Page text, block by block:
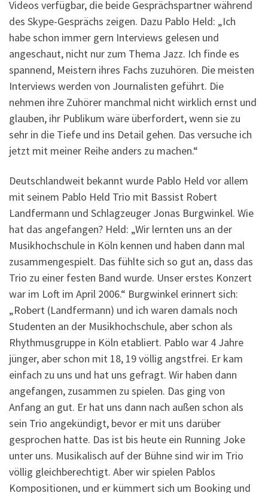
Videos verfügbar, die beide Gesprächspartner während
des Skype-Gesprächs zeigen. Dazu Pablo Held: „Ich
habe schon immer gern Interviews gelesen und
angeschaut, nicht nur zum Thema Jazz. Ich finde es
spannend, Meistern ihres Fachs zuzuhören. Die meisten
Interviews werden von Journalisten geführt. Die
nehmen ihre Zuhörer manchmal nicht wirklich ernst und
glauben, ihr Publikum wäre überfordert, wenn sie zu
sehr in die Tiefe und ins Detail gehen. Das versuche ich
jetzt mit meiner Reihe anders zu machen.“
Deutschlandweit bekannt wurde Pablo Held vor allem
mit seinem Pablo Held Trio mit Bassist Robert
Landfermann und Schlagzeuger Jonas Burgwinkel. Wie
hat das angefangen? Held: „Wir lernten uns an der
Musikhochschule in Köln kennen und haben dann mal
zusammengespielt. Das fühlte sich so gut an, dass das
Trio zu einer festen Band wurde. Unser erstes Konzert
war im Loft im April 2006.“ Burgwinkel erinnert sich:
„Robert (Landfermann) und ich waren damals noch
Studenten an der Musikhochschule, aber schon als
Rhythmusgruppe in Köln etabliert. Pablo war 4 Jahre
jünger, aber schon mit 18, 19 völlig angstfrei. Er kam
einfach zu uns und hat uns gefragt. Wir haben dann
angefangen, zusammen zu spielen. Das ging von
Anfang an gut. Er hat uns dann nach außen schon als
sein Trio angekündigt, bevor er mit uns darüber
gesprochen hatte. Das ist bis heute ein Running Joke
unter uns. Musikalisch auf der Bühne sind wir im Trio
völlig gleichberechtigt. Aber wir spielen Pablos
Kompositionen, und er kümmert sich um Booking und